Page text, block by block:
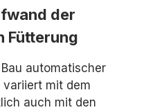
der
Fütterung
automatischer
variiert mit dem
auch mit den